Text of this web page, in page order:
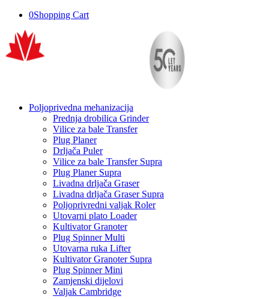
0Shopping Cart
Poljoprivedna mehanizacija
Prednja drobilica Grinder
Vilice za bale Transfer
Plug Planer
Drljača Puler
Vilice za bale Transfer Supra
Plug Planer Supra
Livadna drljača Graser
Livadna drljača Graser Supra
Poljoprivredni valjak Roler
Utovarni plato Loader
Kultivator Granoter
Plug Spinner Multi
Utovarna ruka Lifter
Kultivator Granoter Supra
Plug Spinner Mini
Zamjenski dijelovi
Valjak Cambridge